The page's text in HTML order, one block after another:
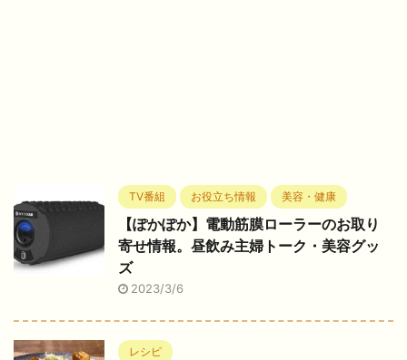
TV番組 お役立ち情報 美容・健康
【ぽかぽか】電動筋膜ローラーのお取り
寄せ情報。昼飲み主婦トーク・美容グッ
ズ
2023/3/6
レシピ